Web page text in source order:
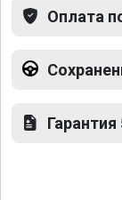
Оплата
Гарантия